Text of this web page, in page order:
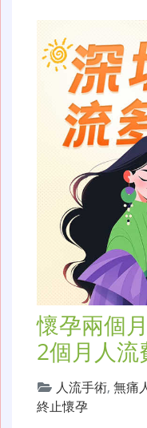
懷孕兩個
2個月人
人流手術, 無痛
終止懷孕